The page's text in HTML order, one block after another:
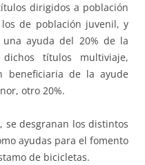
dirigidos a población
de población juvenil, y
ayuda del 20% de la
títulos multiviaje,
beneficiaria de la ayude
otro 20%.
se desgranan los distintos
ayudas para el fomento
de bicicletas.